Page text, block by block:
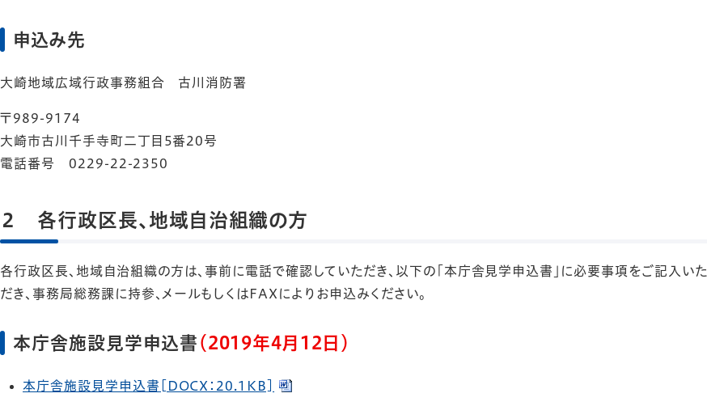
申込み先
大崎地域広域行政事務組合 古川消防署
〒989-9174
大崎市古川千手寺町二丁目5番20号
電話番号 0229-22-2350
２ 各行政区長、地域自治組織の方
各行政区長、地域自治組織の方は、事前に電話で確認していただき、以下の「本庁舎見学申込書」に必要事項をご記入いた
だき、事務局総務課に持参、メールもしくはFAXによりお申込みください。
本庁舎施設見学申込書 （2019年4月12日）
本庁舎施設見学申込書[DOCX：20.1KB]